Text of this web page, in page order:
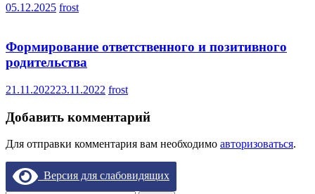
05.12.2025 frost
Формирование ответственного и позитивного
родительства
21.11.202223.11.2022 frost
Добавить комментарий
Для отправки комментария вам необходимо авторизоваться.
Версия для слабовидящих